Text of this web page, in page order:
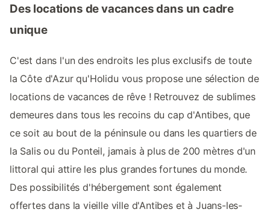
Des locations de vacances dans un cadre
unique
C'est dans l'un des endroits les plus exclusifs de toute
la Côte d'Azur qu'Holidu vous propose une sélection de
locations de vacances de rêve ! Retrouvez de sublimes
demeures dans tous les recoins du cap d'Antibes, que
ce soit au bout de la péninsule ou dans les quartiers de
la Salis ou du Ponteil, jamais à plus de 200 mètres d'un
littoral qui attire les plus grandes fortunes du monde.
Des possibilités d'hébergement sont également
offertes dans la vieille ville d'Antibes et à Juans-les-